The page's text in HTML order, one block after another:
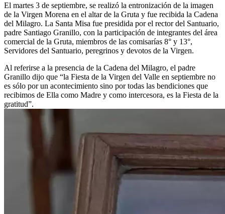
El martes 3 de septiembre, se realizó la entronización de la imagen
de la Virgen Morena en el altar de la Gruta y fue recibida la Cadena
del Milagro. La Santa Misa fue presidida por el rector del Santuario,
padre Santiago Granillo, con la participación de integrantes del área
comercial de la Gruta, miembros de las comisarías 8° y 13°,
Servidores del Santuario, peregrinos y devotos de la Virgen.
Al referirse a la presencia de la Cadena del Milagro, el padre
Granillo dijo que “la Fiesta de la Virgen del Valle en septiembre no
es sólo por un acontecimiento sino por todas las bendiciones que
recibimos de Ella como Madre y como intercesora, es la Fiesta de la
gratitud”.